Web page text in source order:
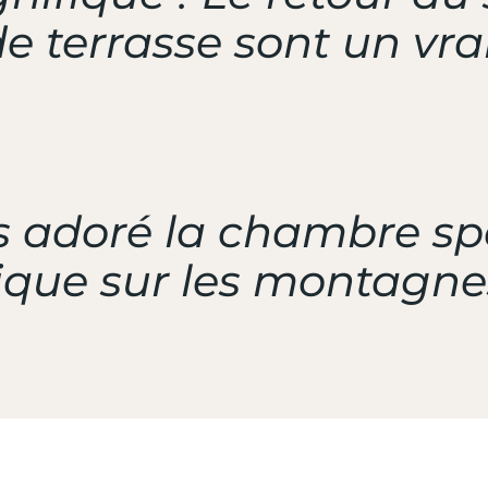
terrasse sont un
adoré la chambre
sur les